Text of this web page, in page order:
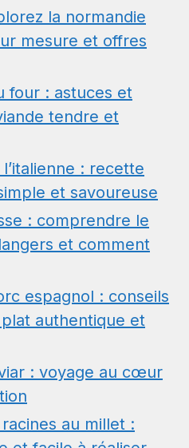
la normandie
mesure et offres
four : astuces et
tendre et
: recette
et savoureuse
: comprendre le
et comment
espagnol : conseils
authentique et
: voyage au cœur
au millet :